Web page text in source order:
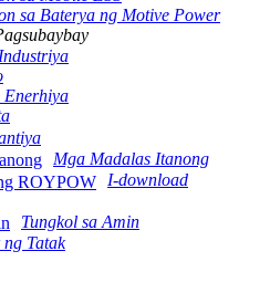
sa Baterya ng Motive Power
Enerhiya
Mga Madalas Itanong
I-download
Tungkol sa Amin
Tatak